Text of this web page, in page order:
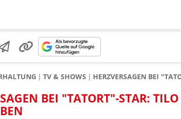
TV & SHOWS HERZVERSAGEN BEI
BEI "TATORT"-STAR: